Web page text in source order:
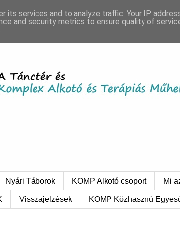
Nyári Táborok KOMP Alkotó csoport Mi
Visszajelzések KOMP Közhasznú
its services and to analyze traffic. Your IP
and security metrics to ensure quality of